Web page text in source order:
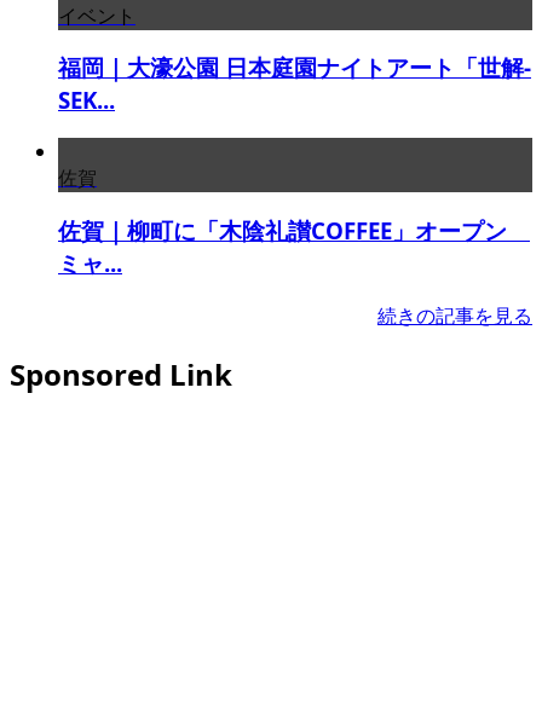
イベント
福岡｜大濠公園 日本庭園ナイトアート「世解-
SEK...
佐賀
佐賀｜柳町に「木陰礼讃COFFEE」オープン
ミャ...
続きの記事を見る
Sponsored Link